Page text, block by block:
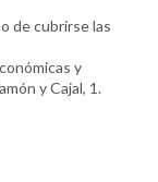
de cubrirse las
y
y Cajal, 1.